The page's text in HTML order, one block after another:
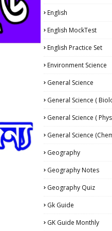
English
English MockTest
English Practice Set
Environment Science
General Science
General Science (
General Science (
General Science
Geography
Geography Notes
Geography Quiz
Gk Guide
GK Guide Monthly